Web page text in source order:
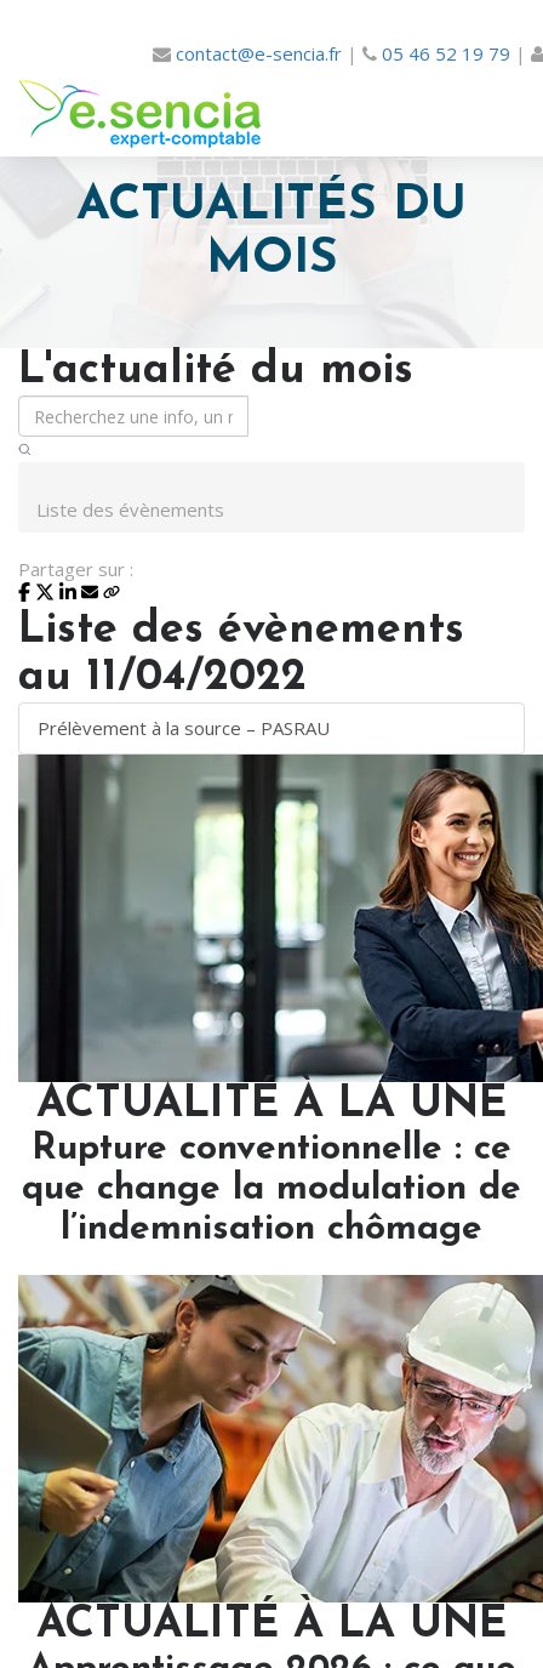
contact@e-sencia.fr | 05 46 52 19 79 |
ACTUALITÉS DU
MOIS
L'actualité du mois
Liste des évènements
Partager sur :
Liste des évènements
au 11/04/2022
Prélèvement à la source – PASRAU
ACTUALITÉ À LA UNE
Rupture conventionnelle : ce
que change la modulation de
l’indemnisation chômage
ACTUALITÉ À LA UNE